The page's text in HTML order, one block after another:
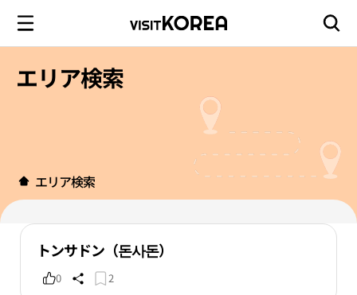
エリア検索
エリア検索
トンサドン（돈사돈）
0 2